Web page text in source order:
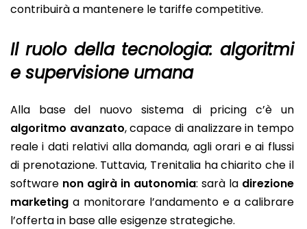
contribuirà a mantenere le tariffe competitive.
Il ruolo della tecnologia: algoritmi
e supervisione umana
Alla base del nuovo sistema di pricing c’è un
algoritmo avanzato, capace di analizzare in tempo
reale i dati relativi alla domanda, agli orari e ai flussi
di prenotazione. Tuttavia, Trenitalia ha chiarito che il
software non agirà in autonomia: sarà la direzione
marketing a monitorare l’andamento e a calibrare
l’offerta in base alle esigenze strategiche.